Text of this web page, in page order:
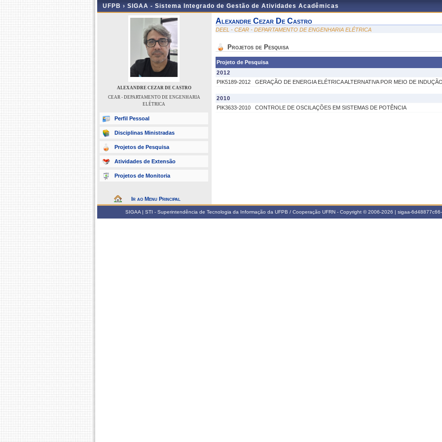
UFPB › SIGAA - Sistema Integrado de Gestão de Atividades Acadêmicas
ALEXANDRE CEZAR DE CASTRO
CEAR - DEPARTAMENTO DE ENGENHARIA
ELÉTRICA
Perfil Pessoal
Disciplinas Ministradas
Projetos de Pesquisa
Atividades de Extensão
Projetos de Monitoria
Ir ao Menu Principal
Alexandre Cezar De Castro
DEEL - CEAR - DEPARTAMENTO DE ENGENHARIA ELÉTRICA
Projetos de Pesquisa
Projeto de Pesquisa
2012
PIK5189-2012
GERAÇÃO DE ENERGIA ELÉTRICA ALTERNATIVA POR MEIO DE
2010
PIK3633-2010
CONTROLE DE OSCILAÇÕES EM SISTEMAS DE POTÊNCIA
SIGAA | STI - Superintendência de Tecnologia da Informação da UFPB / Cooperação UFRN - Copyright © 2006-2026 | sigaa-